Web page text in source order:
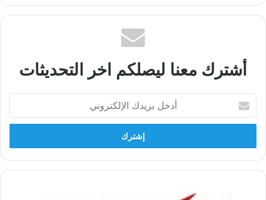
أشترك معنا ليصلكم اخر التحديثات
بريدك
الإلكتروني